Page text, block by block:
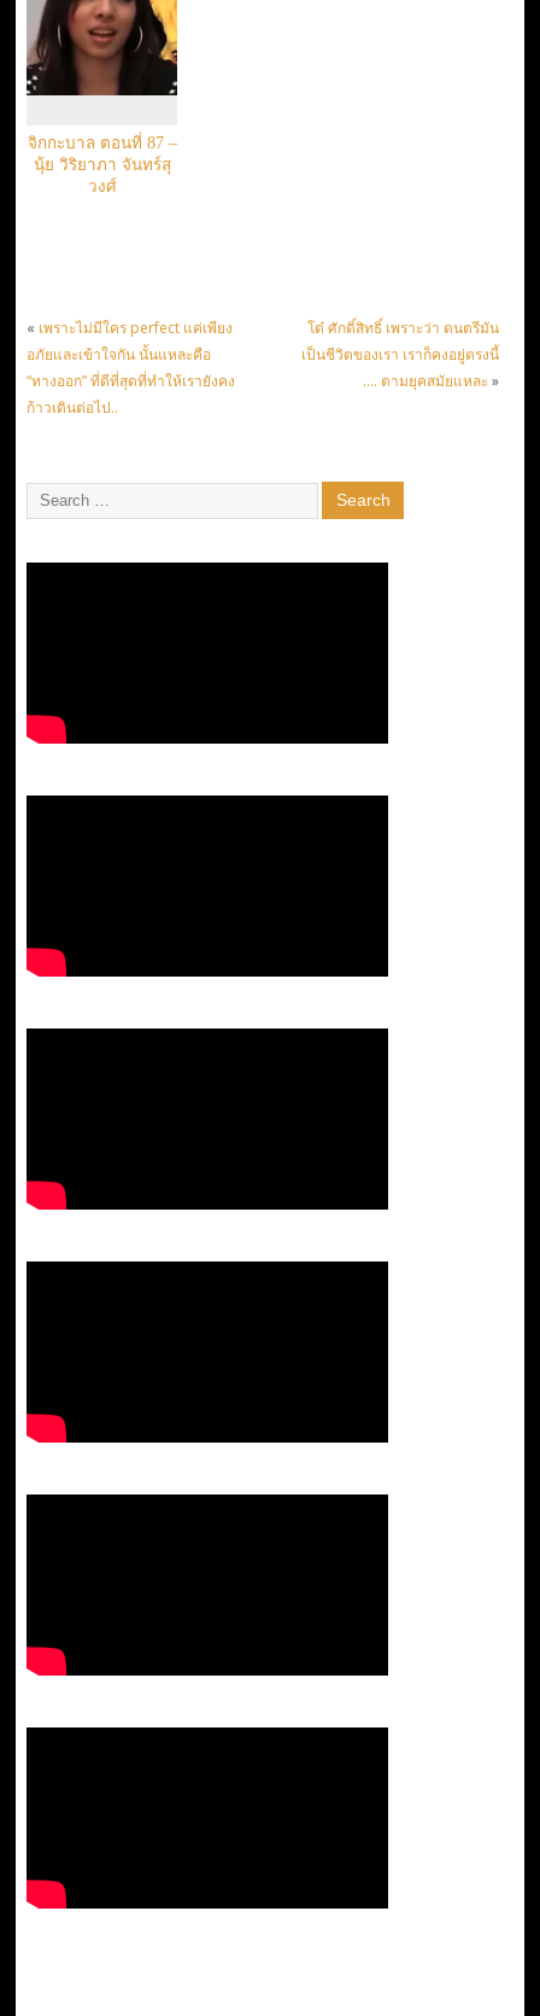
จิกกะบาล ตอนที่ 87 –
นุ้ย วิริยาภา จันทร์สุ
วงศ์
« เพราะไม่มีใคร perfect แค่เพียง
อภัยและเข้าใจกัน นั้นแหละคือ
“ทางออก” ที่ดีที่สุดที่ทำให้เรายังคง
ก้าวเดินต่อไป..
โต๋ ศักดิ์สิทธิ์ เพราะว่า ดนตรีมัน
เป็นชีวิตของเรา เราก็คงอยู่ตรงนี้
…. ตามยุคสมัยแหละ»